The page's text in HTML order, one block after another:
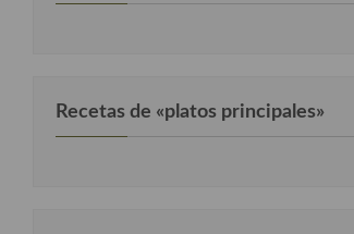
Recetas de «platos principales»